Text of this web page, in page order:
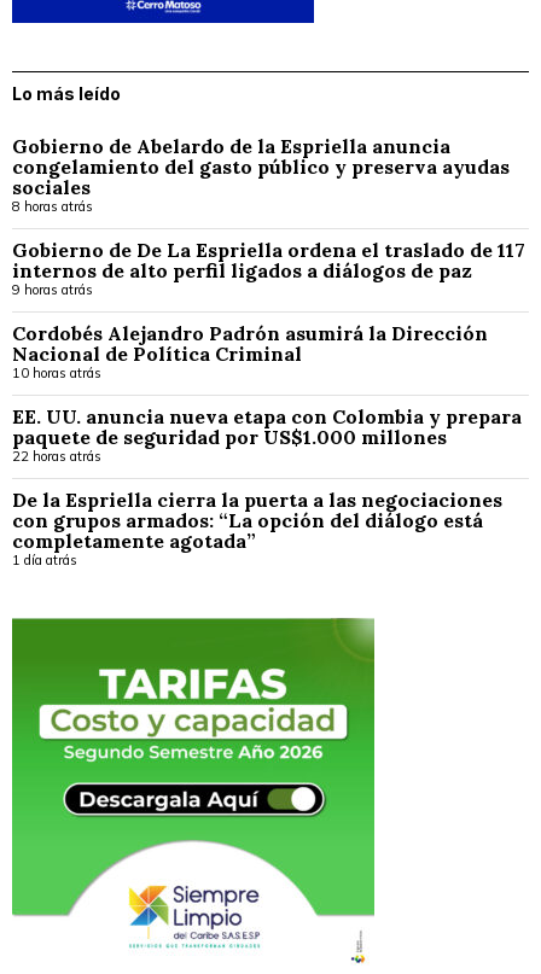
Lo más leído
Gobierno de Abelardo de la Espriella anuncia
congelamiento del gasto público y preserva ayudas
sociales
8 horas atrás
Gobierno de De La Espriella ordena el traslado de 117
internos de alto perfil ligados a diálogos de paz
9 horas atrás
Cordobés Alejandro Padrón asumirá la Dirección
Nacional de Política Criminal
10 horas atrás
EE. UU. anuncia nueva etapa con Colombia y prepara
paquete de seguridad por US$1.000 millones
22 horas atrás
De la Espriella cierra la puerta a las negociaciones
con grupos armados: “La opción del diálogo está
completamente agotada”
1 día atrás